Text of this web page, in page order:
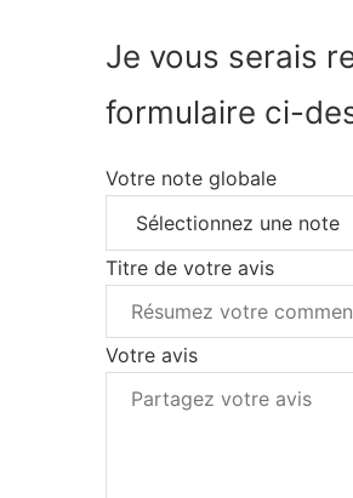
Je vous serais
formulaire ci-
Votre note globale
Titre de votre avis
Votre avis